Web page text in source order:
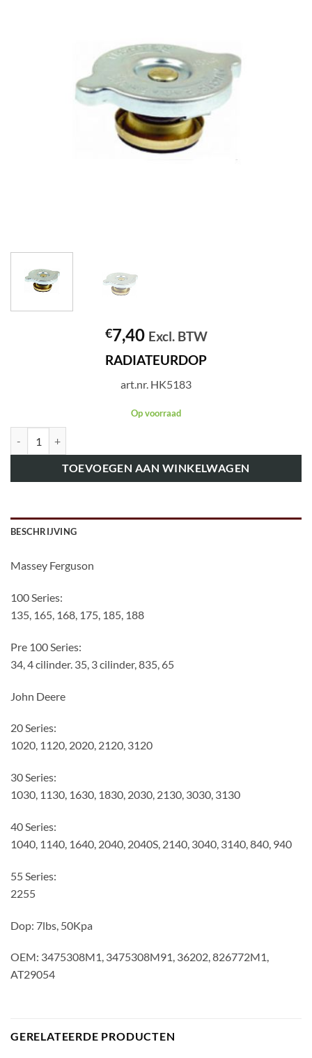
€7,40 Excl. BTW
RADIATEURDOP
art.nr. HK5183
Op voorraad
TOEVOEGEN AAN WINKELWAGEN
BESCHRIJVING
Massey Ferguson
100 Series:
135, 165, 168, 175, 185, 188
Pre 100 Series:
34, 4 cilinder. 35, 3 cilinder, 835, 65
John Deere
20 Series:
1020, 1120, 2020, 2120, 3120
30 Series:
1030, 1130, 1630, 1830, 2030, 2130, 3030, 3130
40 Series:
1040, 1140, 1640, 2040, 2040S, 2140, 3040, 3140, 840, 940
55 Series:
2255
Dop: 7lbs, 50Kpa
OEM: 3475308M1, 3475308M91, 36202, 826772M1,
AT29054
GERELATEERDE PRODUCTEN